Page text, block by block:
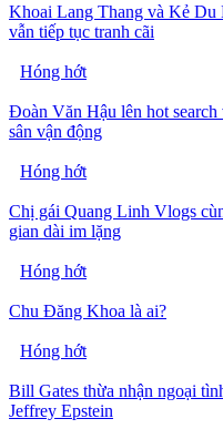
Khoai Lang Thang và Kẻ Du
vẫn tiếp tục tranh cãi
Hóng hớt
Đoàn Văn Hậu lên hot
sân vận động
Hóng hớt
Chị gái Quang Linh Vlogs
gian dài im lặng
Hóng hớt
Chu Đăng Khoa là ai?
Hóng hớt
Bill Gates thừa nhận ngoại
Jeffrey Epstein